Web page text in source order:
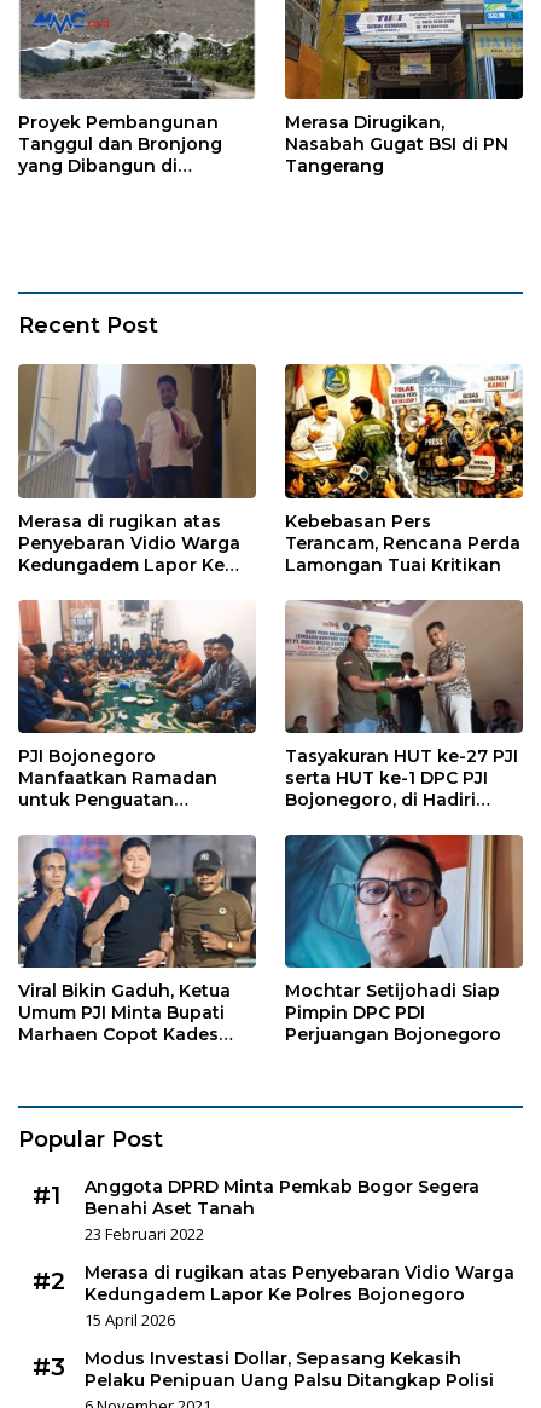
Proyek Pembangunan
Tanggul dan Bronjong
yang Dibangun di
Merasa Dirugikan,
Nasabah Gugat BSI di PN
Tangerang
Recent Post
Merasa di rugikan atas
Penyebaran Vidio Warga
Kedungadem Lapor Ke
Kebebasan Pers
Terancam, Rencana Perda
Lamongan Tuai Kritikan
PJI Bojonegoro
Manfaatkan Ramadan
untuk Penguatan
Kebersamaan
Tasyakuran HUT ke-27 PJI
serta HUT ke-1 DPC PJI
Bojonegoro, di Hadiri
Viral Bikin Gaduh, Ketua
Umum PJI Minta Bupati
Marhaen Copot Kades
Mochtar Setijohadi Siap
Pimpin DPC PDI
Perjuangan Bojonegoro
Popular Post
#1
Anggota DPRD Minta Pemkab Bogor Segera
Benahi Aset Tanah
23 Februari 2022
#2
Merasa di rugikan atas Penyebaran Vidio Warga
Kedungadem Lapor Ke Polres Bojonegoro
15 April 2026
#3
Modus Investasi Dollar, Sepasang Kekasih
Pelaku Penipuan Uang Palsu Ditangkap Polisi